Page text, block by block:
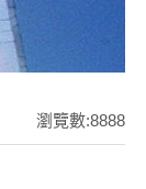
瀏覽數:8888